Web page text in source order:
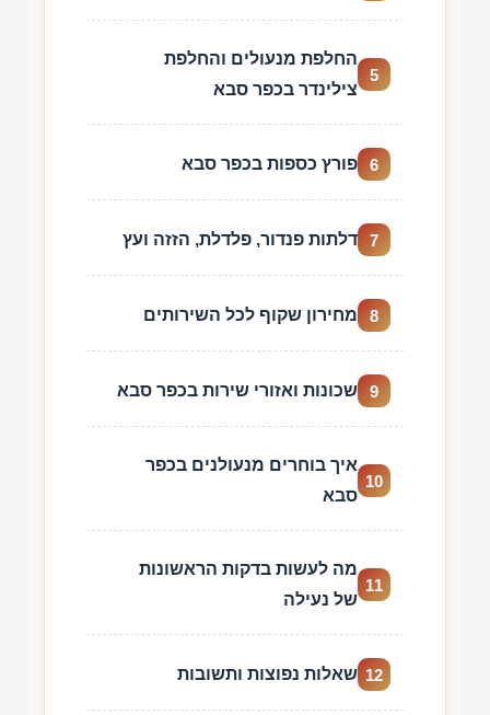
5
החלפת מנעולים והחלפת
צילינדר בכפר סבא
6 פורץ כספות בכפר סבא
7 דלתות פנדור, פלדלת, הזזה ועץ
8 מחירון שקוף לכל השירותים
9 שכונות ואזורי שירות בכפר סבא
10
איך בוחרים מנעולנים בכפר
סבא
11
מה לעשות בדקות הראשונות
של נעילה
12 שאלות נפוצות ותשובות